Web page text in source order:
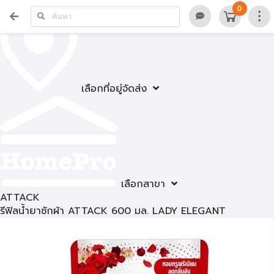
เลือกที่อยู่จัดส่ง
เลือกสาขา
0
ATTACK
รีฟิลน้ำยาซักผ้า ATTACK 600 มล. LADY ELEGANT